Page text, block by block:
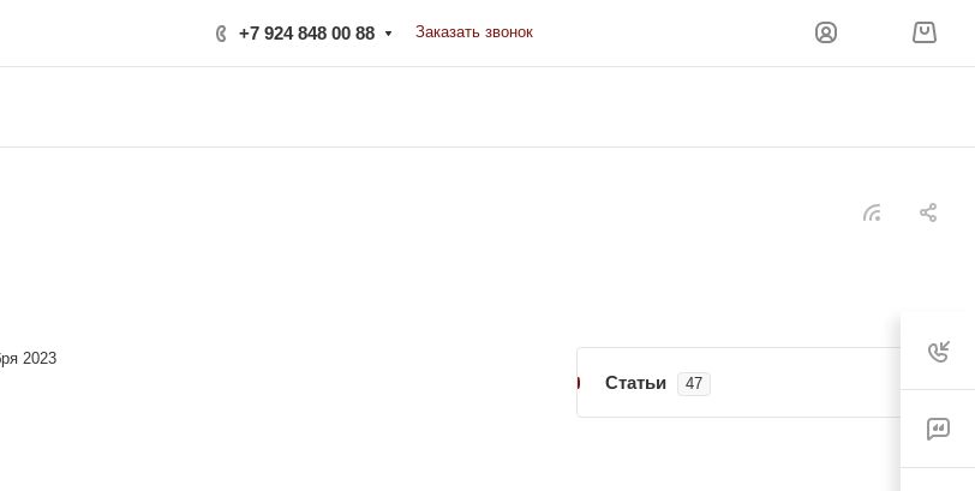
+7 924 848 00 88 Заказать звонок
2023
Статьи 47